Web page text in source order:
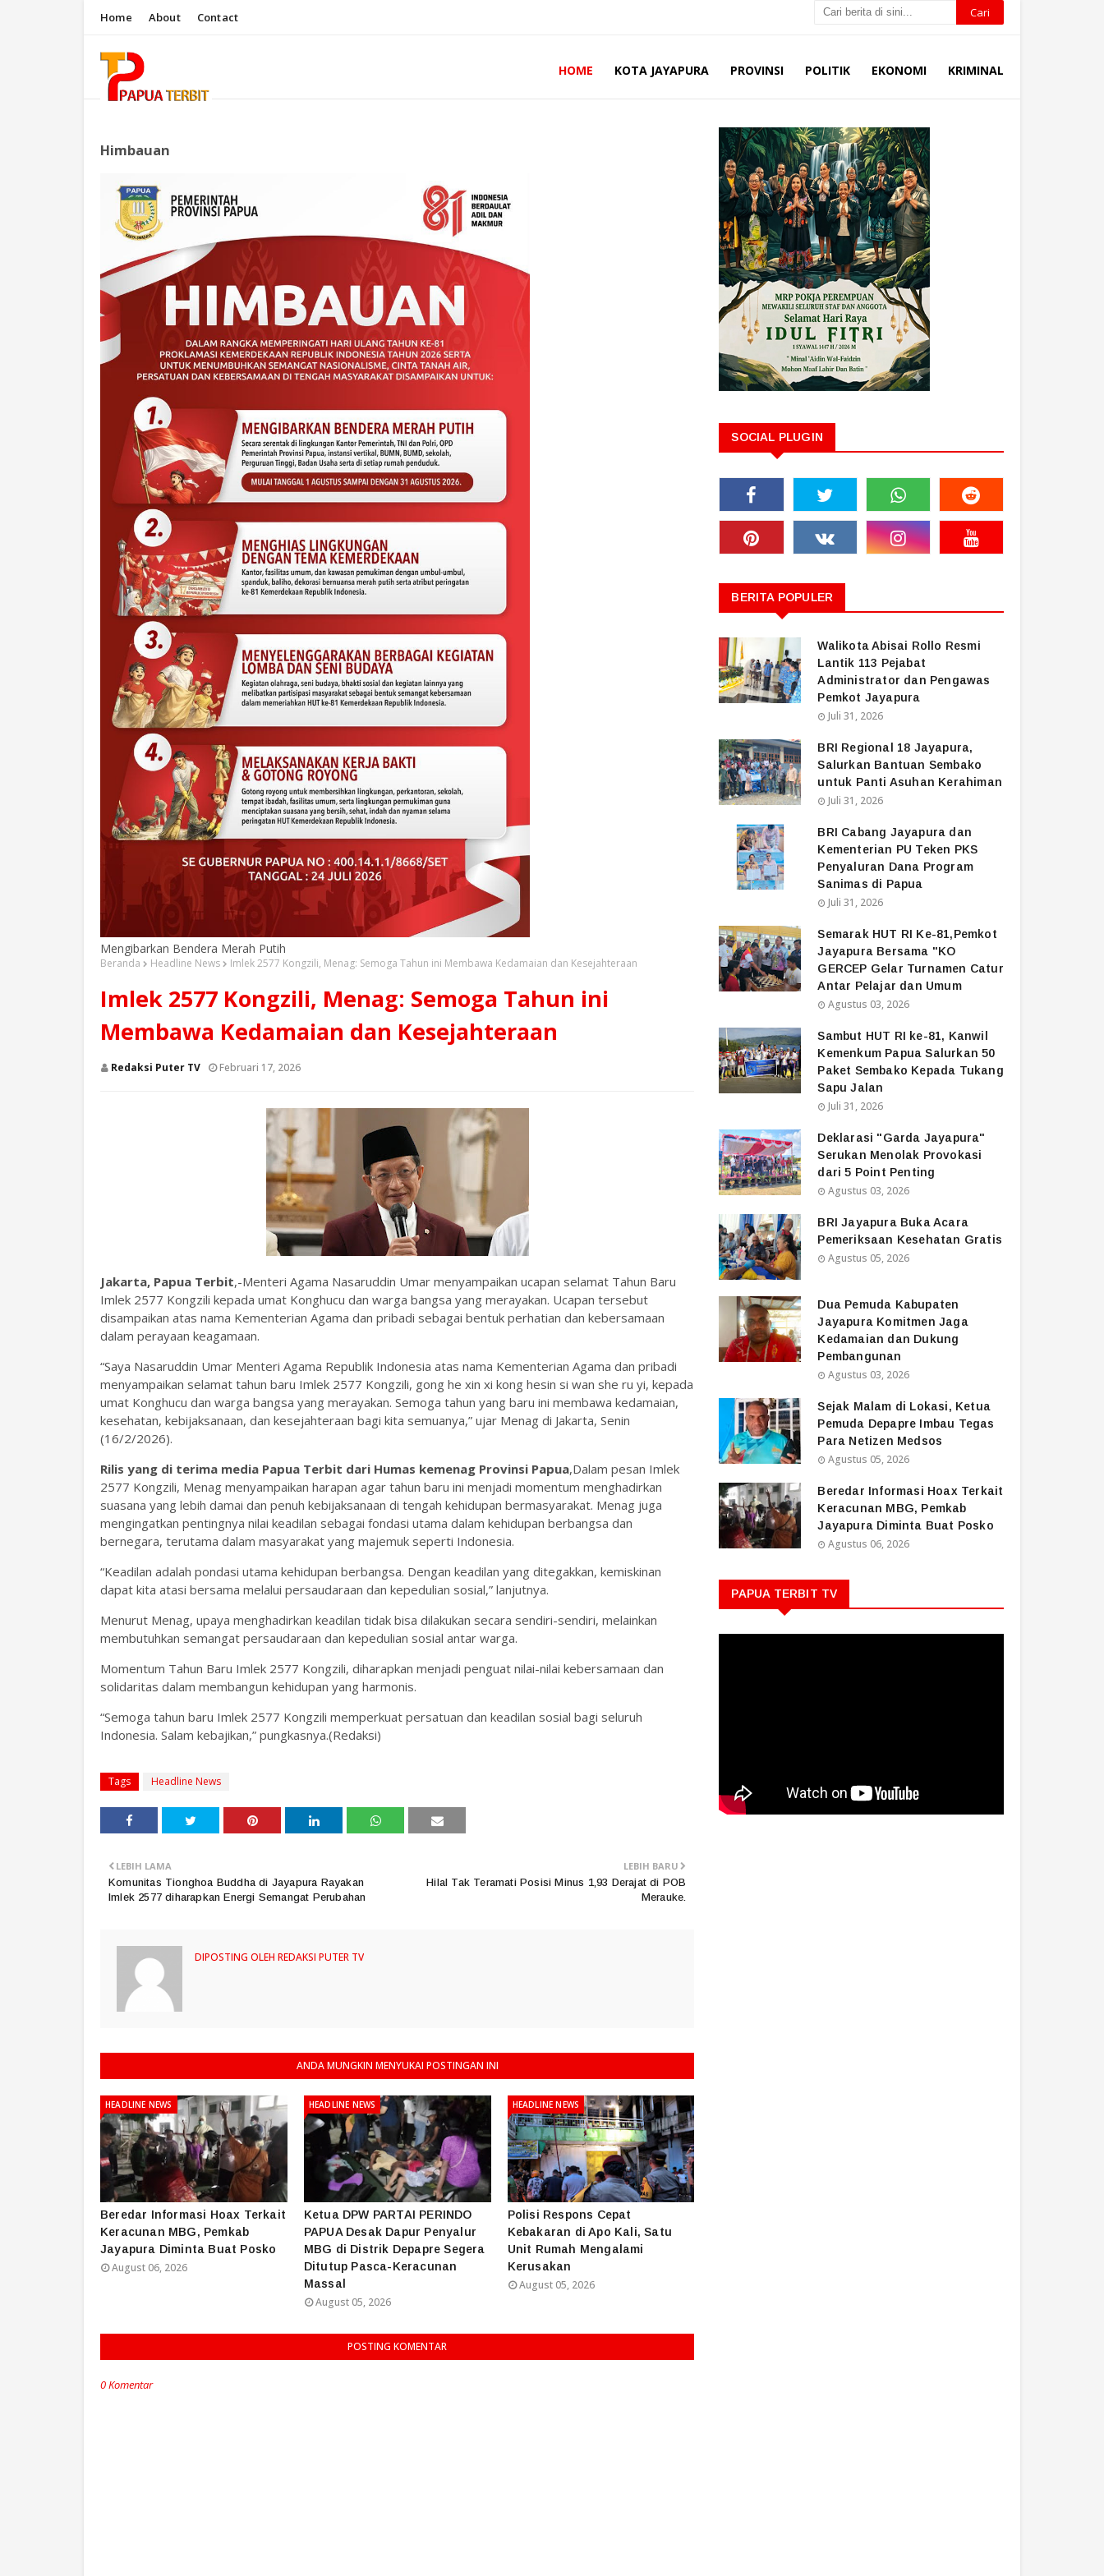
Home About Contact
HOME KOTA JAYAPURA PROVINSI POLITIK EKONOMI KRIMINAL
Himbauan
Mengibarkan Bendera Merah Putih
Beranda Headline News Imlek 2577 Kongzili, Menag: Semoga Tahun ini Membawa Kedamaian dan Kesejahteraan
Imlek 2577 Kongzili, Menag: Semoga Tahun ini
Membawa Kedamaian dan Kesejahteraan
Redaksi Puter TV Februari 17, 2026
Jakarta, Papua Terbit,-Menteri Agama Nasaruddin Umar menyampaikan ucapan selamat Tahun Baru
Imlek 2577 Kongzili kepada umat Konghucu dan warga bangsa yang merayakan. Ucapan tersebut
disampaikan atas nama Kementerian Agama dan pribadi sebagai bentuk perhatian dan kebersamaan
dalam perayaan keagamaan.
“Saya Nasaruddin Umar Menteri Agama Republik Indonesia atas nama Kementerian Agama dan pribadi
menyampaikan selamat tahun baru Imlek 2577 Kongzili, gong he xin xi kong hesin si wan she ru yi, kepada
umat Konghucu dan warga bangsa yang merayakan. Semoga tahun yang baru ini membawa kedamaian,
kesehatan, kebijaksanaan, dan kesejahteraan bagi kita semuanya,” ujar Menag di Jakarta, Senin
(16/2/2026).
Rilis yang di terima media Papua Terbit dari Humas kemenag Provinsi Papua,Dalam pesan Imlek
2577 Kongzili, Menag menyampaikan harapan agar tahun baru ini menjadi momentum menghadirkan
suasana yang lebih damai dan penuh kebijaksanaan di tengah kehidupan bermasyarakat. Menag juga
mengingatkan pentingnya nilai keadilan sebagai fondasi utama dalam kehidupan berbangsa dan
bernegara, terutama dalam masyarakat yang majemuk seperti Indonesia.
“Keadilan adalah pondasi utama kehidupan berbangsa. Dengan keadilan yang ditegakkan, kemiskinan
dapat kita atasi bersama melalui persaudaraan dan kepedulian sosial,” lanjutnya.
Menurut Menag, upaya menghadirkan keadilan tidak bisa dilakukan secara sendiri-sendiri, melainkan
membutuhkan semangat persaudaraan dan kepedulian sosial antar warga.
Momentum Tahun Baru Imlek 2577 Kongzili, diharapkan menjadi penguat nilai-nilai kebersamaan dan
solidaritas dalam membangun kehidupan yang harmonis.
“Semoga tahun baru Imlek 2577 Kongzili memperkuat persatuan dan keadilan sosial bagi seluruh
Indonesia. Salam kebajikan,” pungkasnya.(Redaksi)
Tags Headline News
LEBIH BARU
Hilal Tak Teramati Posisi Minus 1,93 Derajat di POB
Merauke.
LEBIH LAMA
Komunitas Tionghoa Buddha di Jayapura Rayakan
Imlek 2577 diharapkan Energi Semangat Perubahan
DIPOSTING OLEH REDAKSI PUTER TV
ANDA MUNGKIN MENYUKAI POSTINGAN INI
HEADLINE NEWS
Beredar Informasi Hoax Terkait
Keracunan MBG, Pemkab
Jayapura Diminta Buat Posko
August 06, 2026
HEADLINE NEWS
Ketua DPW PARTAI PERINDO
PAPUA Desak Dapur Penyalur
MBG di Distrik Depapre Segera
Ditutup Pasca-Keracunan
Massal
August 05, 2026
HEADLINE NEWS
Polisi Respons Cepat
Kebakaran di Apo Kali, Satu
Unit Rumah Mengalami
Kerusakan
August 05, 2026
POSTING KOMENTAR
0 Komentar
SOCIAL PLUGIN
BERITA POPULER
Walikota Abisai Rollo Resmi
Lantik 113 Pejabat
Administrator dan Pengawas
Pemkot Jayapura
Juli 31, 2026
BRI Regional 18 Jayapura,
Salurkan Bantuan Sembako
untuk Panti Asuhan Kerahiman
Juli 31, 2026
BRI Cabang Jayapura dan
Kementerian PU Teken PKS
Penyaluran Dana Program
Sanimas di Papua
Juli 31, 2026
Semarak HUT RI Ke-81,Pemkot
Jayapura Bersama "KO
GERCEP Gelar Turnamen Catur
Antar Pelajar dan Umum
Agustus 03, 2026
Sambut HUT RI ke-81, Kanwil
Kemenkum Papua Salurkan 50
Paket Sembako Kepada Tukang
Sapu Jalan
Juli 31, 2026
Deklarasi "Garda Jayapura"
Serukan Menolak Provokasi
dari 5 Point Penting
Agustus 03, 2026
BRI Jayapura Buka Acara
Pemeriksaan Kesehatan Gratis
Agustus 05, 2026
Dua Pemuda Kabupaten
Jayapura Komitmen Jaga
Kedamaian dan Dukung
Pembangunan
Agustus 03, 2026
Sejak Malam di Lokasi, Ketua
Pemuda Depapre Imbau Tegas
Para Netizen Medsos
Agustus 05, 2026
Beredar Informasi Hoax Terkait
Keracunan MBG, Pemkab
Jayapura Diminta Buat Posko
Agustus 06, 2026
PAPUA TERBIT TV